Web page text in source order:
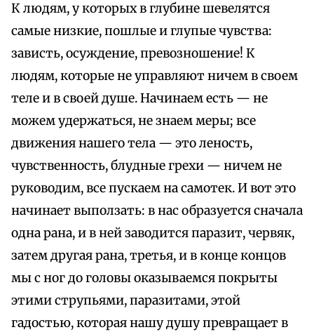
К людям, у которых в глубине шевелятся
самые низкие, пошлые и глупые чувства:
зависть, осуждение, превозношение! К
людям, которые не управляют ничем в своем
теле и в своей душе. Начинаем есть — не
можем удержаться, не знаем меры; все
движения нашего тела — это леность,
чувственность, блудные грехи — ничем не
руководим, все пускаем на самотек. И вот это
начинает выползать: в нас образуется сначала
одна рана, и в ней заводится паразит, червяк,
затем другая рана, третья, и в конце концов
мы с ног до головы оказываемся покрыты
этими струпьями, паразитами, этой
гадостью, которая нашу душу превращает в